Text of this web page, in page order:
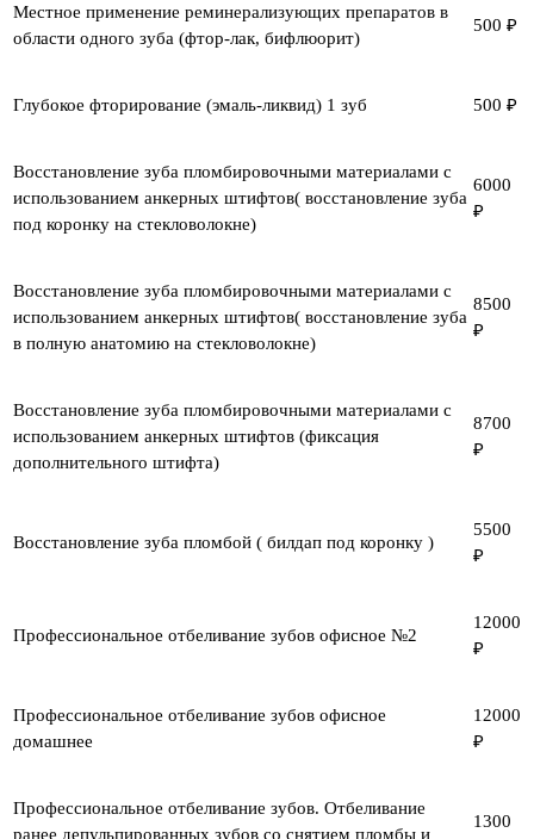
Местное применение реминерализующих препаратов в
области одного зуба (фтор-лак, бифлюорит)
500 ₽
Глубокое фторирование (эмаль-ликвид) 1 зуб 500 ₽
Восстановление зуба пломбировочными материалами с
использованием анкерных штифтов( восстановление зуба
под коронку на стекловолокне)
6000
₽
Восстановление зуба пломбировочными материалами с
использованием анкерных штифтов( восстановление зуба
в полную анатомию на стекловолокне)
8500
₽
Восстановление зуба пломбировочными материалами с
использованием анкерных штифтов (фиксация
дополнительного штифта)
8700
₽
Восстановление зуба пломбой ( билдап под коронку )
5500
₽
Профессиональное отбеливание зубов офисное №2
12000
₽
Профессиональное отбеливание зубов офисное
домашнее
12000
₽
Профессиональное отбеливание зубов. Отбеливание
ранее депульпированных зубов со снятием пломбы и
1300